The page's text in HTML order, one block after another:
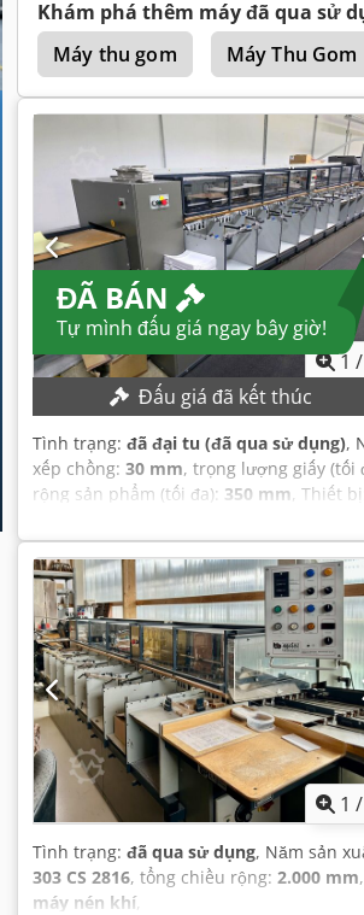
Khám phá thêm máy đã qua sử
Máy thu gom
Máy Thu Gom
ĐÃ BÁN
Tự mình đấu giá ngay bây giờ!
1 /
Đấu giá đã kết thúc
Tình trạng: đã đại tu (đã qua sử dụng),
xếp chồng: 30 mm, trọng lượng giấy (tối
rộng sản phẩm (tối đa): 350 mm, Thiết
1 /
Tình trạng: đã qua sử dụng, Năm sản
303 CS 2816, tổng chiều rộng: 2.000 mm
máy nén khí,